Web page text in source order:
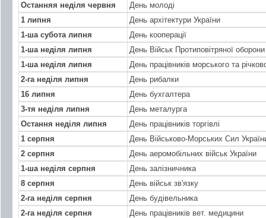
Останняя неділя червня
День молоді
1 липня
День архітектури України
1-ша субота липня
День кооперації
1-ша неділя липня
День Військ Протиповітряної оборони
1-ша неділя липня
День працівників морського та
2-га неділя липня
День рибалки
16 липня
День бухгалтера
3-тя неділя липня
День металурга
Остання неділя липня
День працівників торгівлі
1 серпня
День Військово-Морських Сил
2 серпня
День аеромобільних військ України
1-ша неділя серпня
День залізничника
8 серпня
День військ зв'язку
2-га неділя серпня
День будівельника
2-га неділя серпня
День працівників вет. медицини